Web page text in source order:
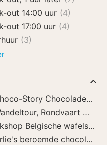
out 14:00 uur (4)
out 17:00 uur (4)
(3)
Hotel
Story
Rondvaart met
Belgische wafels
beroemde chocolade